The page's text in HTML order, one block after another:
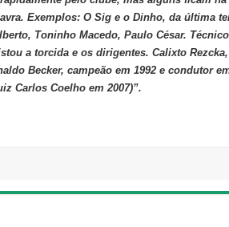
Exemplos: O Sig e o Dinho, da última
Toninho Macedo, Paulo César.
a torcida e os dirigentes. Calixto
Becker, campeão em 1992 e condutor
Carlos Coelho em 2007)”.